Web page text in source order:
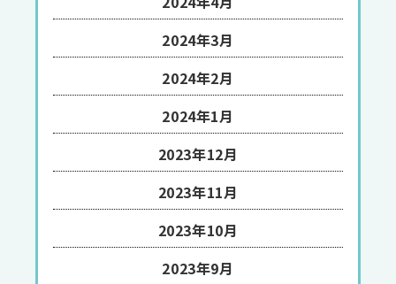
2024年3月
2024年2月
2024年1月
2023年12月
2023年11月
2023年10月
2023年9月